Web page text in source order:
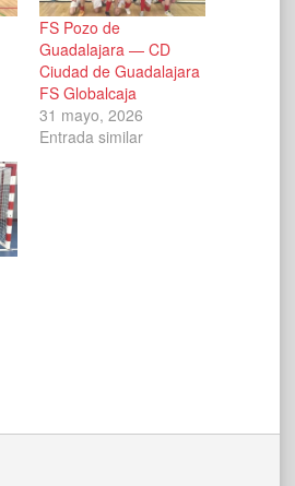
FS Pozo de
Guadalajara — CD
Ciudad de Guadalajara
FS Globalcaja
31 mayo, 2026
Entrada similar